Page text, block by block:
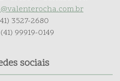
3527-2680
(41) 99919-0149
sociais